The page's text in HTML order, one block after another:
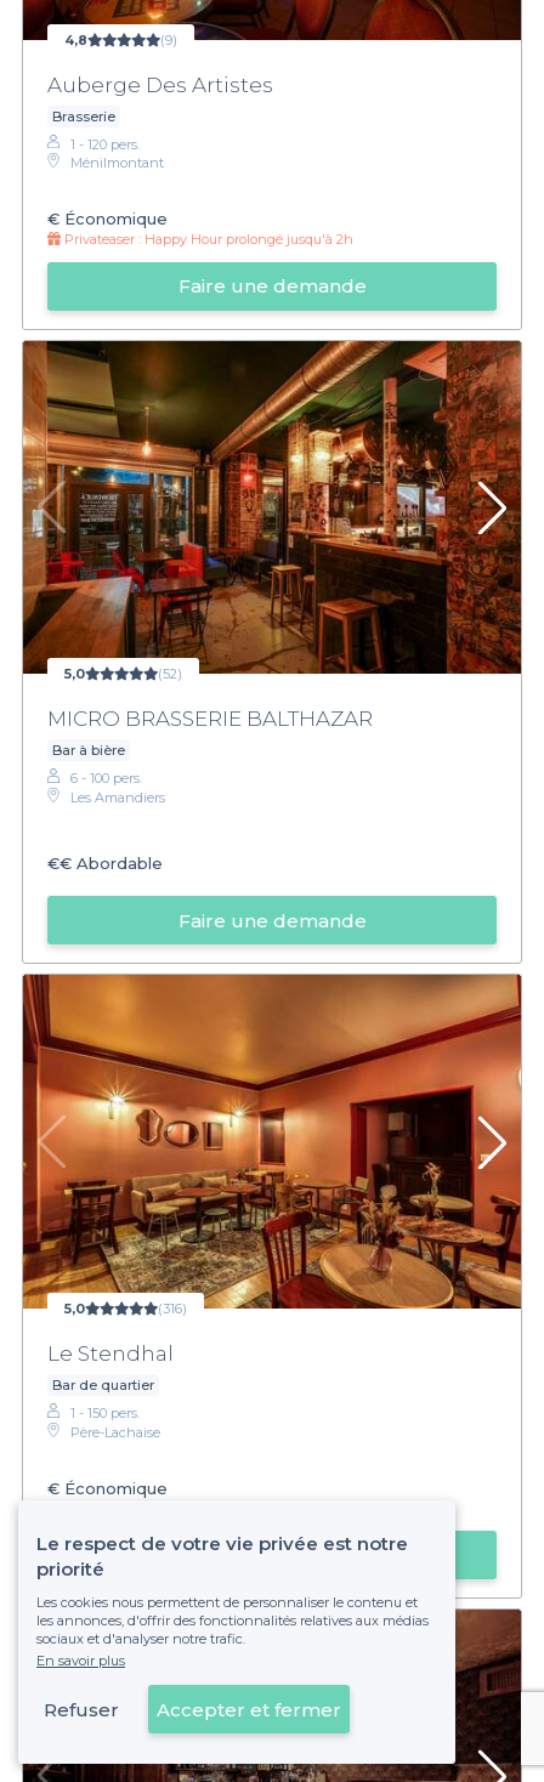
4,8 (9)
Auberge Des Artistes
Brasserie
1 - 120 pers.
Ménilmontant
€ Économique
Privateaser : Happy Hour prolongé jusqu'à 2h
Faire une demande
5,0 (52)
MICRO BRASSERIE BALTHAZAR
Bar à bière
6 - 100 pers.
Les Amandiers
€€ Abordable
Faire une demande
5,0 (316)
Le Stendhal
Bar de quartier
1 - 150 pers.
Père-Lachaise
€ Économique
Faire une demande
Voir sur la carte
Le respect de votre vie privée est notre
priorité
Les cookies nous permettent de personnaliser le contenu et
les annonces, d'offrir des fonctionnalités relatives aux médias
sociaux et d'analyser notre trafic.
En savoir plus
Refuser Accepter et fermer